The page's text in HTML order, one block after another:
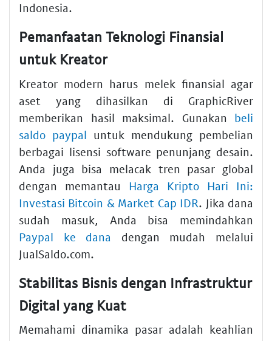
Indonesia.
Pemanfaatan Teknologi Finansial
untuk Kreator
Kreator modern harus melek finansial agar
aset yang dihasilkan di GraphicRiver
memberikan hasil maksimal. Gunakan beli
saldo paypal untuk mendukung pembelian
berbagai lisensi software penunjang desain.
Anda juga bisa melacak tren pasar global
dengan memantau Harga Kripto Hari Ini:
Investasi Bitcoin & Market Cap IDR. Jika dana
sudah masuk, Anda bisa memindahkan
Paypal ke dana dengan mudah melalui
JualSaldo.com.
Stabilitas Bisnis dengan Infrastruktur
Digital yang Kuat
Memahami dinamika pasar adalah keahlian